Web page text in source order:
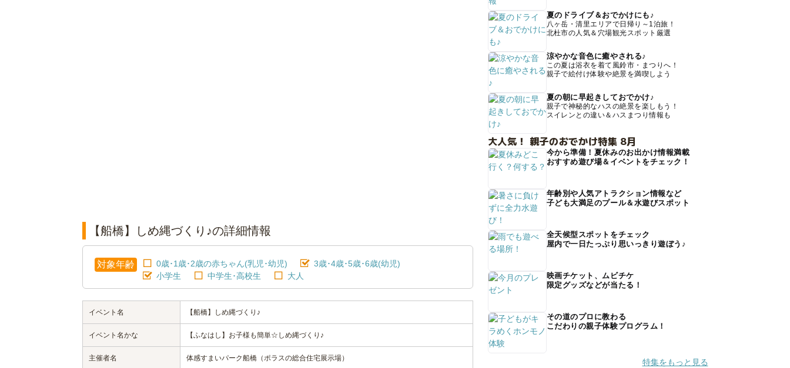
【船橋】しめ縄づくり♪の詳細情報
対象年齢 0歳･1歳･2歳の赤ちゃん(乳児･幼児)
3歳･4歳･5歳･6歳(幼児)
小学生
中学生･高校生 大人
イベント名 【船橋】しめ縄づくり♪
イベント名かな 【ふなはし】お子様も簡単☆しめ縄づくり♪
主催者名 体感すまいパーク船橋（ポラスの総合住宅展示場）
夏のドライブ＆おでかけにも♪
八ヶ岳・清里エリアで日帰り～1泊旅！
北杜市の人気＆穴場観光スポット厳選
涼やかな音色に癒やされる♪
この夏は浴衣を着て風鈴市・まつりへ！
親子で絵付け体験や絶景を満喫しよう
夏の朝に早起きしておでかけ♪
親子で神秘的なハスの絶景を楽しもう！
スイレンとの違い＆ハスまつり情報も
大人気！ 親子のおでかけ特集 8月
今から準備！夏休みのお出かけ情報満載
おすすめ遊び場＆イベントをチェック！
年齢別や人気アトラクション情報など
子ども大満足のプール＆水遊びスポット
全天候型スポットをチェック
屋内で一日たっぷり思いっきり遊ぼう♪
映画チケット、ムビチケ
限定グッズなどが当たる！
その道のプロに教わる
こだわりの親子体験プログラム！
特集をもっと見る